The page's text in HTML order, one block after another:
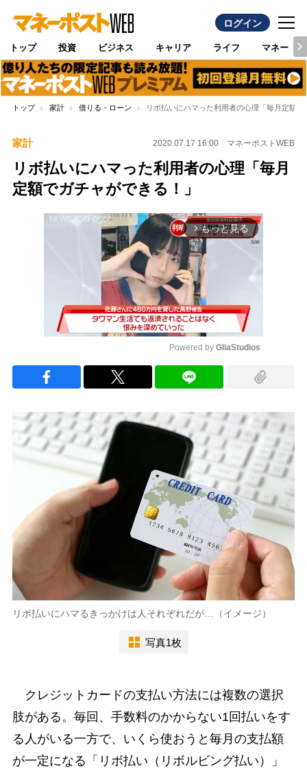
ログイン
トップ 投資 ビジネス キャリア ライフ マネー
トップ 家計 借りる・ローン リボ払いにハマった利用者の心理「毎月定額
家計 2020.07.17 16:00 マネーポストWEB
リボ払いにハマった利用者の心理「毎月
定額でガチャができる！」
arrow_forward_ios もっと見る
Powered by GliaStudios
リボ払いにハマるきっかけは人それぞれだが…（イメージ）
写真1枚
クレジットカードの支払い方法には複数の選択
肢がある。毎回、手数料のかからない1回払いをす
る人がいる一方で、いくら使おうと毎月の支払額
が一定になる「リボ払い（リボルビング払い）」